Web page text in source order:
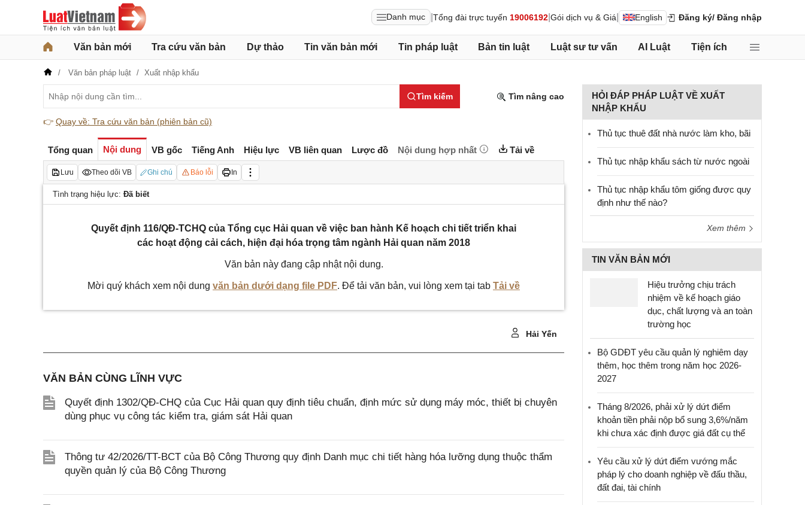
Danh mục Tổng đài trực tuyến 19006192 Gói dịch vụ & Giá English Đăng ký/ Đăng nhập
Văn bản mới Tra cứu văn bản Dự thảo Tin văn bản mới Tin pháp luật Bản tin luật Luật sư tư vấn AI Luật Tiện ích
Văn bản pháp luật Xuất nhập khẩu
Tìm kiếm Tìm nâng cao
👉 Quay về: Tra cứu văn bản (phiên bản cũ)
Tổng quan Nội dung VB gốc Tiếng Anh Hiệu lực VB liên quan Lược đồ Nội dung hợp nhất Tải về
Lưu Theo dõi VB Ghi chú Báo lỗi In
Tình trạng hiệu lực: Đã biết
Quyết định 116/QĐ-TCHQ của Tổng cục Hải quan về việc ban hành Kế hoạch chi tiết triển khai
các hoạt động cải cách, hiện đại hóa trọng tâm ngành Hải quan năm 2018
Văn bản này đang cập nhật nội dung.
Mời quý khách xem nội dung văn bản dưới dạng file PDF. Để tải văn bản, vui lòng xem tại tab Tải về
Hải Yến
VĂN BẢN CÙNG LĨNH VỰC
Quyết định 1302/QĐ-CHQ của Cục Hải quan quy định tiêu chuẩn, định mức sử dụng máy móc, thiết bị chuyên
dùng phục vụ công tác kiểm tra, giám sát Hải quan
Thông tư 42/2026/TT-BCT của Bộ Công Thương quy định Danh mục chi tiết hàng hóa lưỡng dụng thuộc thẩm
quyền quản lý của Bộ Công Thương
HỎI ĐÁP PHÁP LUẬT VỀ XUẤT
NHẬP KHẨU
Thủ tục thuê đất nhà nước làm kho, bãi
Thủ tục nhập khẩu sách từ nước ngoài
Thủ tục nhập khẩu tôm giống được quy
định như thế nào?
Xem thêm
TIN VĂN BẢN MỚI
Hiệu trưởng chịu trách
nhiệm về kế hoạch giáo
dục, chất lượng và an toàn
trường học
Bộ GDĐT yêu cầu quản lý nghiêm dạy
thêm, học thêm trong năm học 2026-
2027
Tháng 8/2026, phải xử lý dứt điểm
khoản tiền phải nộp bổ sung 3,6%/năm
khi chưa xác định được giá đất cụ thể
Yêu cầu xử lý dứt điểm vướng mắc
pháp lý cho doanh nghiệp về đấu thầu,
đất đai, tài chính